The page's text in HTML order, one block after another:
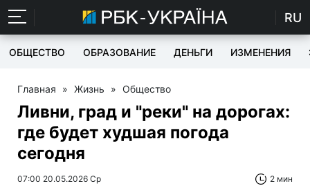
RU
ОБЩЕСТВО ОБРАЗОВАНИЕ ДЕНЬГИ ИЗМЕНЕНИЯ
Главная » Жизнь » Общество
Ливни, град и "реки" на дорогах:
где будет худшая погода
сегодня
07:00 20.05.2026 Ср 2 мин